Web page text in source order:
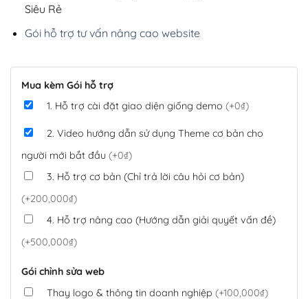
Siêu Rẻ
Gói hỗ trợ tư vấn nâng cao website
Mua kèm Gói hỗ trợ
1. Hỗ trợ cài đặt giao diện giống demo (+0₫)
2. Video hướng dẫn sử dụng Theme cơ bản cho
người mới bắt đầu (+0₫)
3. Hỗ trợ cơ bản (Chỉ trả lời câu hỏi cơ bản)
(+200,000₫)
4. Hỗ trợ nâng cao (Hướng dẫn giải quyết vấn đề)
(+500,000₫)
Gói chỉnh sửa web
Thay logo & thông tin doanh nghiệp (+100,000₫)